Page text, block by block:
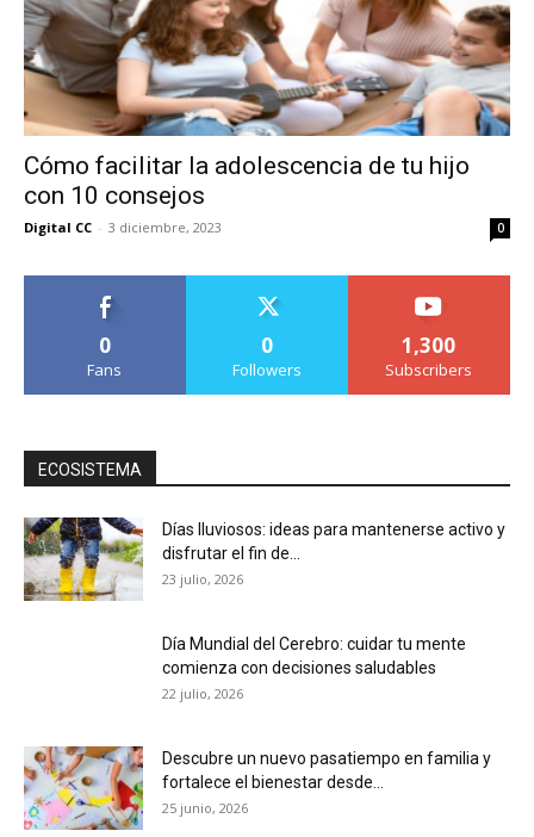
Cómo facilitar la adolescencia de tu hijo
con 10 consejos
Digital CC - 3 diciembre, 2023 0
0
Fans
0
Followers
1,300
Subscribers
ECOSISTEMA
Días lluviosos: ideas para mantenerse activo y
disfrutar el fin de...
23 julio, 2026
Día Mundial del Cerebro: cuidar tu mente
comienza con decisiones saludables
22 julio, 2026
Descubre un nuevo pasatiempo en familia y
fortalece el bienestar desde...
25 junio, 2026